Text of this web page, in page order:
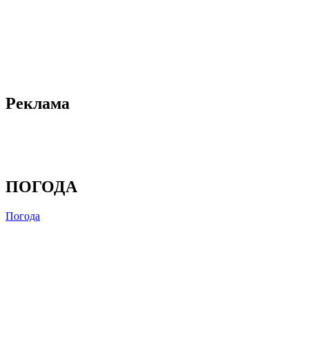
Реклама
ПОГОДА
Погода